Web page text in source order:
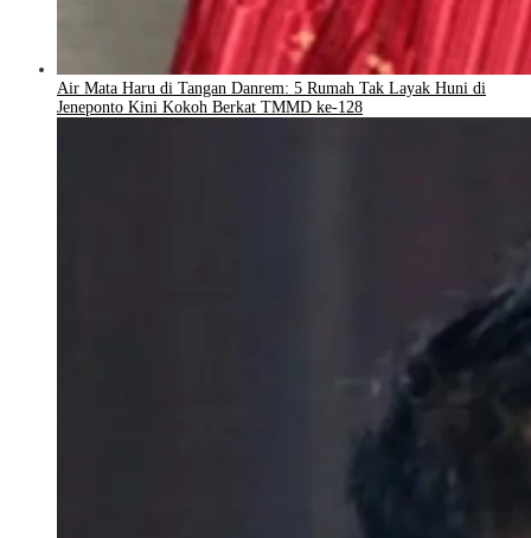
Air Mata Haru di Tangan Danrem: 5 Rumah Tak Layak Huni di
Jeneponto Kini Kokoh Berkat TMMD ke-128